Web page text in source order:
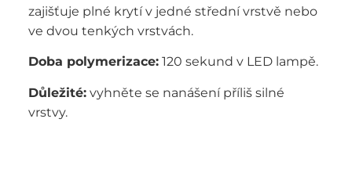
zajišťuje plné krytí v jedné střední vrstvě nebo
ve dvou tenkých vrstvách.
Doba polymerizace: 120 sekund v LED lampě.
Důležité: vyhněte se nanášení příliš silné
vrstvy.